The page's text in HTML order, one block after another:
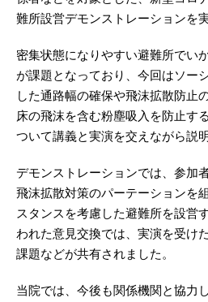
難所設営デモンストレーションを
密集状態になりやすい避難所でい
が課題となっており、今回はソー
した通路幅の確保や飛沫拡散防止
床の飛沫を含む粉塵吸入を防止す
ついて講義と実演を交えながら説
デモンストレーションでは、参加
飛沫拡散対策のパーテーションを
スタンスを考慮した避難所を設営
われた意見交換では、実演を受け
課題などが共有されました。
当院では、今後も関係機関と協力